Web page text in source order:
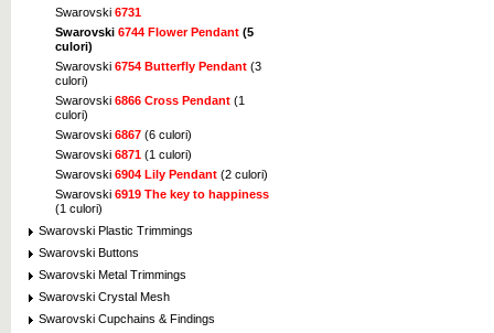
Swarovski 6731
Swarovski 6744 Flower Pendant (5
culori)
Swarovski 6754 Butterfly Pendant (3
culori)
Swarovski 6866 Cross Pendant (1
culori)
Swarovski 6867 (6 culori)
Swarovski 6871 (1 culori)
Swarovski 6904 Lily Pendant (2 culori)
Swarovski 6919 The key to happiness
(1 culori)
Swarovski Plastic Trimmings
Swarovski Buttons
Swarovski Metal Trimmings
Swarovski Crystal Mesh
Swarovski Cupchains & Findings